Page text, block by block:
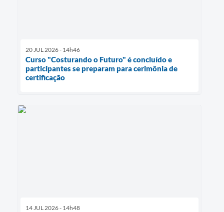
20 JUL 2026 - 14h46
Curso "Costurando o Futuro" é concluído e
participantes se preparam para cerimônia de
certificação
14 JUL 2026 - 14h48